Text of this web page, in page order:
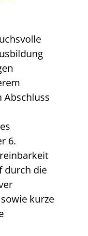
Abschluss
6.
durch die
kurze